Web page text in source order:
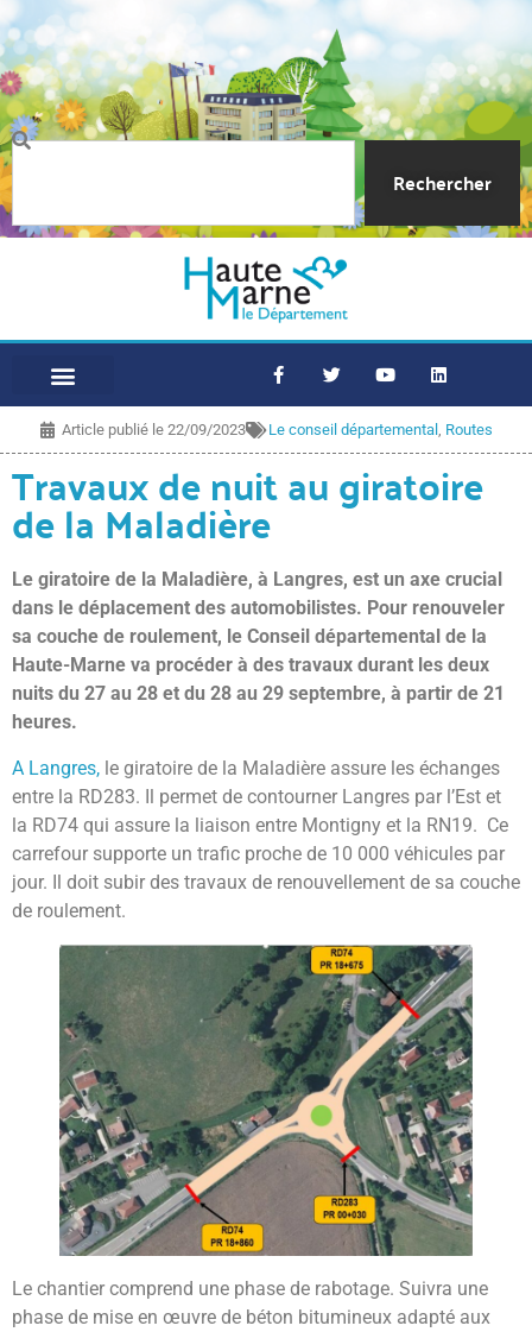
Rechercher
Article publié le 22/09/2023 Le conseil départemental , Routes
Travaux de nuit au giratoire
de la Maladière
Le giratoire de la Maladière, à Langres, est un axe crucial
dans le déplacement des automobilistes. Pour renouveler
sa couche de roulement, le Conseil départemental de la
Haute-Marne va procéder à des travaux durant les deux
nuits du 27 au 28 et du 28 au 29 septembre, à partir de 21
heures.
A Langres, le giratoire de la Maladière assure les échanges
entre la RD283. Il permet de contourner Langres par l’Est et
la RD74 qui assure la liaison entre Montigny et la RN19. Ce
carrefour supporte un trafic proche de 10 000 véhicules par
jour. Il doit subir des travaux de renouvellement de sa couche
de roulement.
Le chantier comprend une phase de rabotage. Suivra une
phase de mise en œuvre de béton bitumineux adapté aux